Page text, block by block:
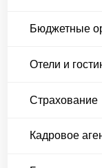
Бюджетные
Отели и
Страхование
Кадровое